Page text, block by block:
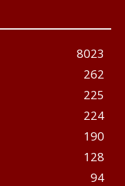
8023
262
225
224
190
128
94